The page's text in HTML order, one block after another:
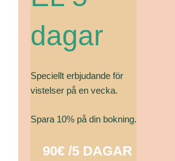
dagar
Speciellt erbjudande för
vistelser på en vecka.
Spara 10% på din bokning.
90€ /5 DAGAR